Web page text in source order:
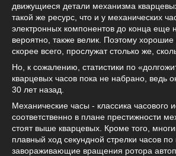
движущиеся детали механизма
такой же ресурс, что и у механических
электронных компонентов до конца еще
вероятно, также велик. Поэтому хорошие
скорее всего, прослужат столько же,
Но, к сожалению, статистики по
кварцевых часов пока не набрано, ведь
30 лет назад.
Механические часы - классика часового
соответственно в плане престижности
стоят выше кварцевых. Кроме того,
плавный ход секундной стрелки часов
завораживающие вращения ротора